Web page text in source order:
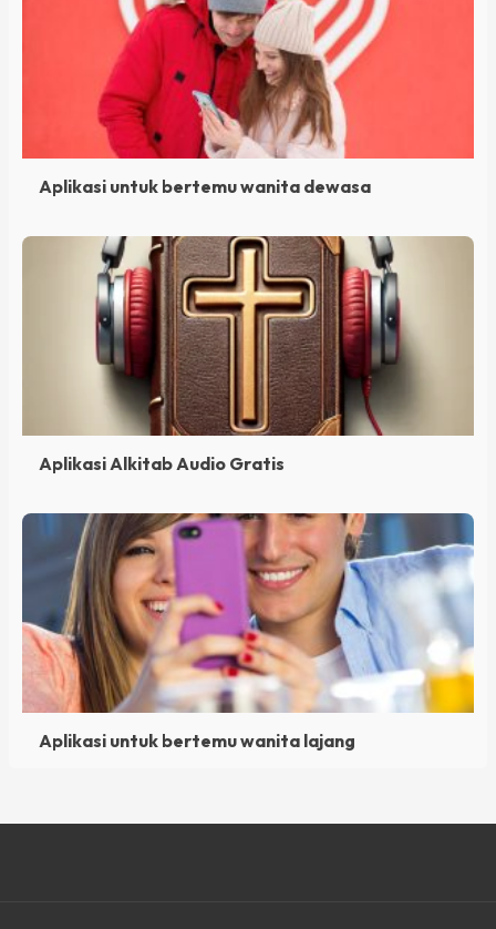
Aplikasi untuk bertemu wanita dewasa
Aplikasi Alkitab Audio Gratis
Aplikasi untuk bertemu wanita lajang